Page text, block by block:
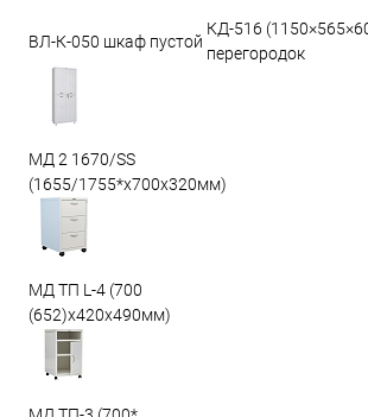
ВЛ-К-050 шкаф пустой
КД-516
перегородок
МД 2 1670/SS
(1655/1755*x700x320мм)
МД ТП L-4 (700
(652)x420x490мм)